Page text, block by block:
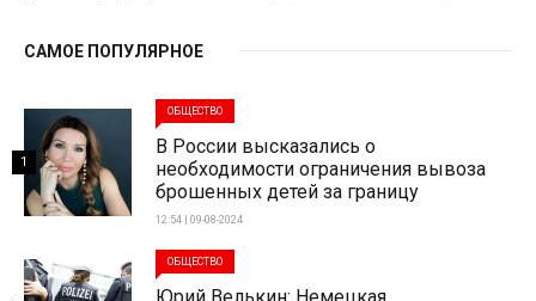
САМОЕ ПОПУЛЯРНОЕ
ОБЩЕСТВО
В России высказались о
необходимости ограничения вывоза
брошенных детей за границу
12:54 | 09-08-2024
1
ОБЩЕСТВО